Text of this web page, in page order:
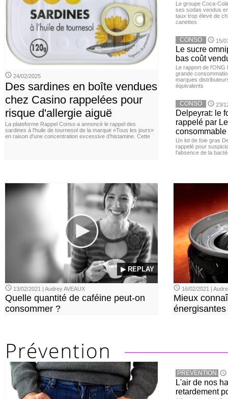
24/02/2025
Des sardines en boîte vendues
chez Casino rappelées pour
risque d'allergie aiguë
La plateforme Rappel Conso a annoncé le rappel des
sardines à l’huile de tournesol de la marque «Tous les jours»
en raison d'une concentration excessive d’histamine. Cette
Le groupe Coca-
ses sodas vendus
taux trop élevé de
canettes
CONSO 15/
Le sucre
bas coût
Le rapport de l'ONG
grande
marques
équivalents
CONSO 23/
Delpeyrat: le
rappelé par
consommable
Un lot de foie gras
rappelé pour
l'absence de la
▶ REPLAY
13/02/2021 | Audrey AVEAUX
Quelle quantité de caféine peut-on
consommer ?
16/02/2021 |
Mieux
énergisantes
PREVENTION
L'air de nos
retardement